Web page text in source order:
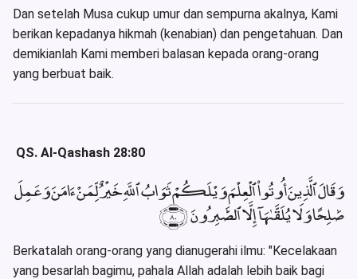
Dan setelah Musa cukup umur dan sempurna akalnya, Kami
berikan kepadanya hikmah (kenabian) dan pengetahuan. Dan
demikianlah Kami memberi balasan kepada orang-orang
yang berbuat baik.
QS. Al-Qashash 28:80
وَقَالَ ٱلَّذِينَ أُوتُوا۟ ٱلْعِلْمَ وَيْلَكُمْ ثَوَابُ ٱللَّهِ خَيْرٌ لِّمَنْ ءَامَنَ وَعَمِلَ
صَٰلِحًا وَلَا يُلَقَّىٰهَآ إِلَّا ٱلصَّٰبِرُونَ ﴿٨٠﴾
Berkatalah orang-orang yang dianugerahi ilmu: "Kecelakaan
yang besarlah bagimu, pahala Allah adalah lebih baik bagi